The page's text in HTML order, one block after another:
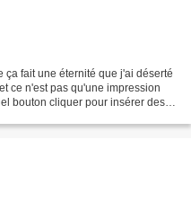
ça fait une éternité que j'ai déserté
ce n'est pas qu'une impression
bouton cliquer pour insérer des